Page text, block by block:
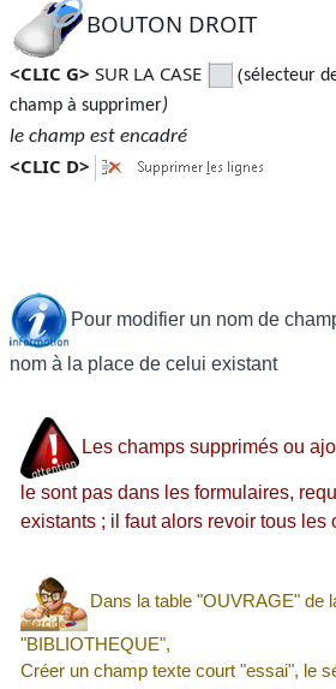
BOUTON DROIT
<CLIC G> SUR LA CASE (sélecteur
champ à supprimer)
le champ est encadré
<CLIC D>
Pour modifier un nom de
nom à la place de celui existant
Les champs supprimés ou
le sont pas dans les formulaires,
existants ; il faut alors revoir tous les
Dans la table "OUVRAGE" de
"BIBLIOTHEQUE",
Créer un champ texte court "essai", le